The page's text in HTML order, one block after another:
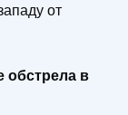
от
обстрела в